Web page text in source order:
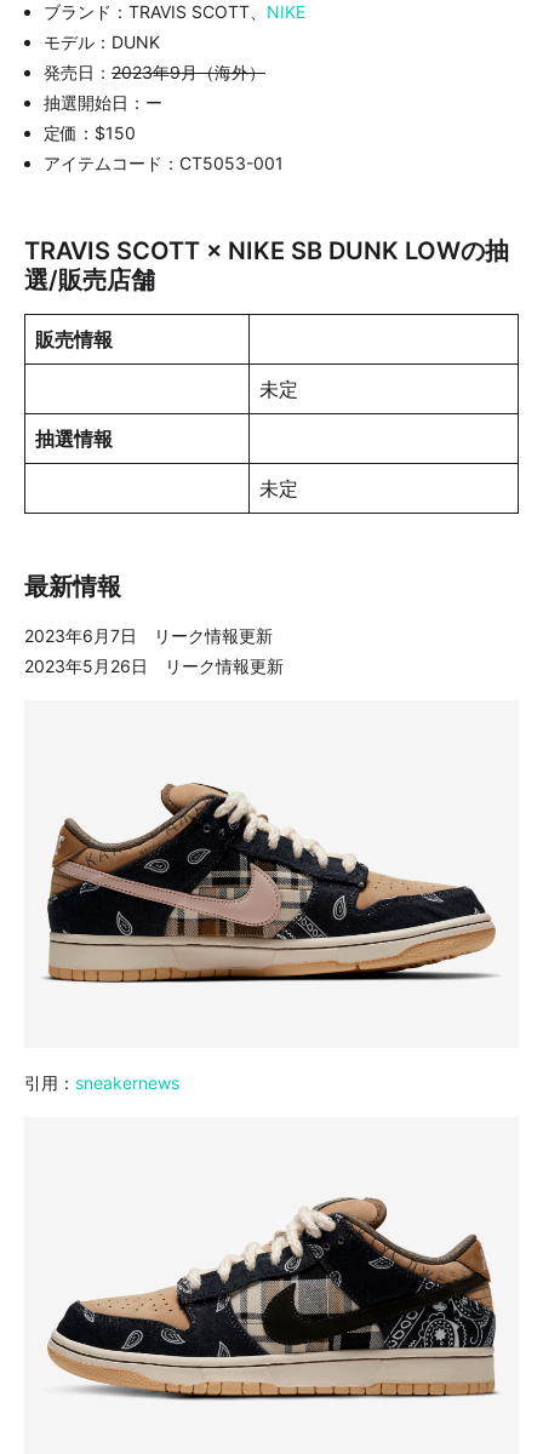
ブランド：TRAVIS SCOTT、 NIKE
モデル：DUNK
発売日： 2023年9月（海外）
抽選開始日：ー
定価：$150
アイテムコード：CT5053-001
TRAVIS SCOTT × NIKE SB DUNK LOWの抽
選/販売店舗
販売情報
未定
抽選情報
未定
最新情報
2023年6月7日 リーク情報更新
2023年5月26日 リーク情報更新
引用： sneakernews